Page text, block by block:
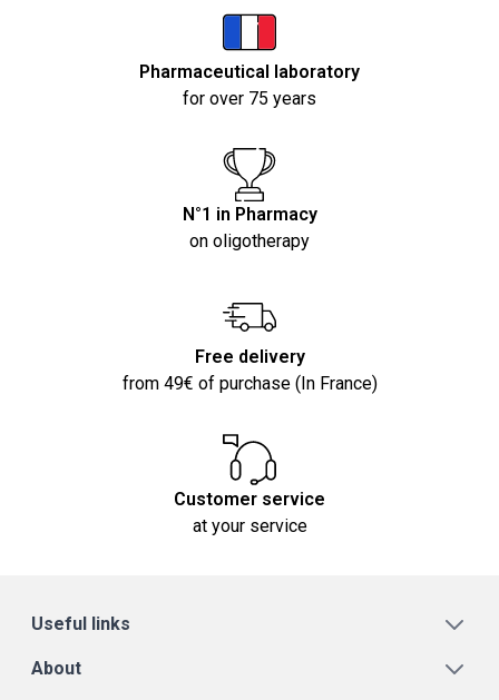
Pharmaceutical laboratory
for over 75 years
N°1 in Pharmacy
on oligotherapy
Free delivery
from 49€ of purchase (In France)
Customer service
at your service
Useful links
About